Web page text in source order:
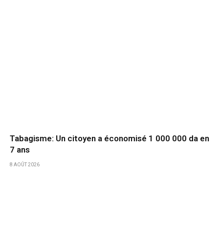
Tabagisme: Un citoyen a économisé 1 000 000 da en
7 ans
8 AOÛT 2026